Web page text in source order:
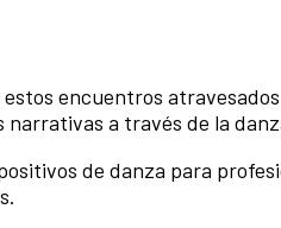
encuentros
a través de la
de danza para